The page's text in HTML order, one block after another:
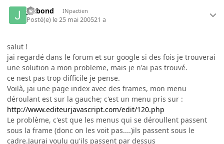
jesbond INpactien
Posté(e) le 25 mai 200521 a
salut !
jai regardé dans le forum et sur google si des fois je trouverai
une solution a mon probleme, mais je n'ai pas trouvé.
ce nest pas trop difficile je pense.
Voilà, jai une page index avec des frames, mon menu
déroulant est sur la gauche; c'est un menu pris sur :
http://www.editeurjavascript.com/edit/120.php
Le problème, c'est que les menus qui se déroullent passent
sous la frame (donc on les voit pas....)ils passent sous le
cadre.Jaurai voulu qu'ils passent par dessus